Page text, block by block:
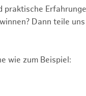
Dann teile
wie zum Beispiel: